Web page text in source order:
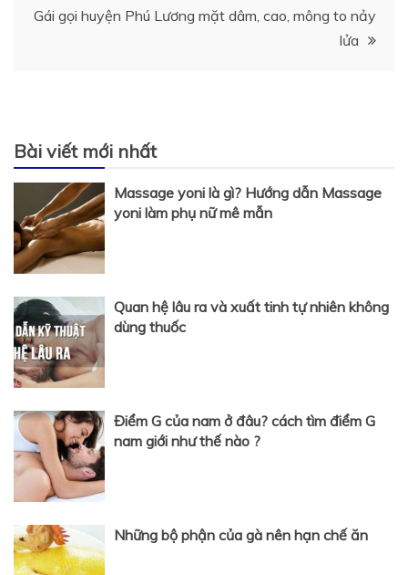
bài
Gái gọi huyện Phú Lương mặt dâm, cao, mông to nảy
lửa
Bài viết mới nhất
Massage yoni là gì? Hướng dẫn Massage
yoni làm phụ nữ mê mẫn
Quan hệ lâu ra và xuất tinh tự nhiên không
dùng thuốc
Điểm G của nam ở đâu? cách tìm điểm G
nam giới như thế nào ?
Những bộ phận của gà nên hạn chế ăn